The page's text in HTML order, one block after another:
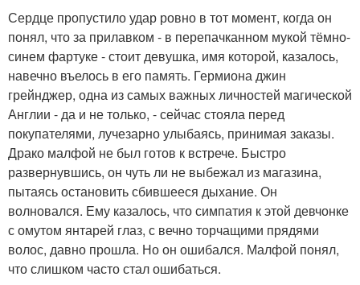
Сердце пропустило удар ровно в тот момент, когда он
понял, что за прилавком - в перепачканном мукой тёмно-
синем фартуке - стоит девушка, имя которой, казалось,
навечно въелось в его память. Гермиона джин
грейнджер, одна из самых важных личностей магической
Англии - да и не только, - сейчас стояла перед
покупателями, лучезарно улыбаясь, принимая заказы.
Драко малфой не был готов к встрече. Быстро
развернувшись, он чуть ли не выбежал из магазина,
пытаясь остановить сбившееся дыхание. Он
волновался. Ему казалось, что симпатия к этой девчонке
с омутом янтарей глаз, с вечно торчащими прядями
волос, давно прошла. Но он ошибался. Малфой понял,
что слишком часто стал ошибаться.